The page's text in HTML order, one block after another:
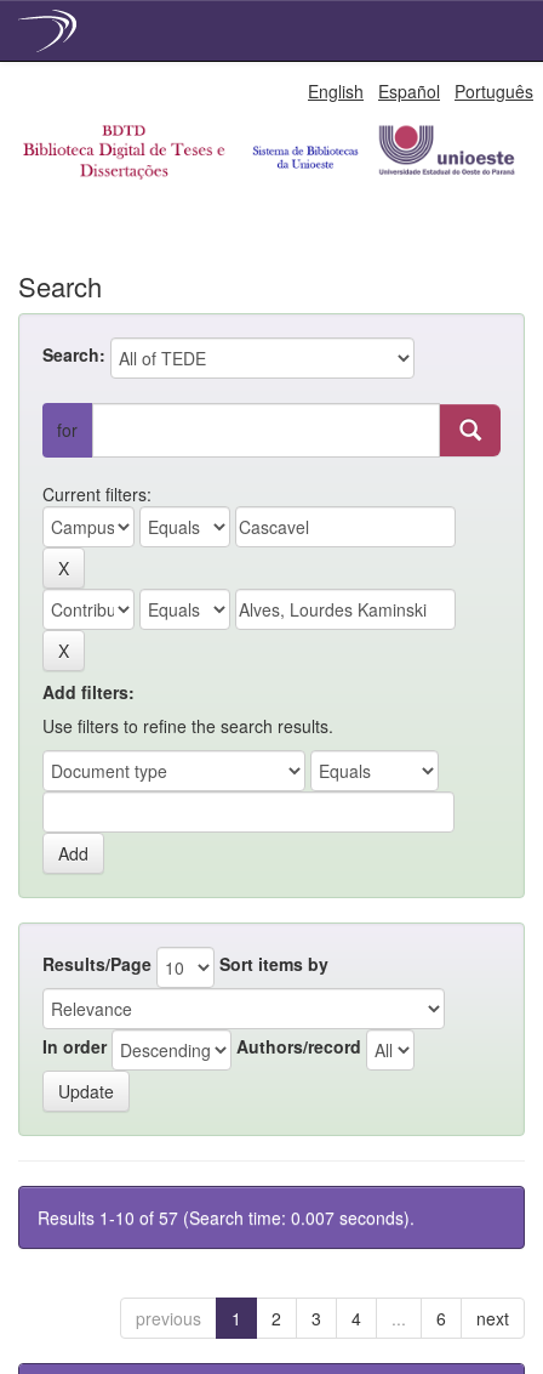
English Español Português
Search
Search:
for
Current filters:
Add filters:
Use filters to refine the search results.
Results/Page Sort items by
In order Authors/record
Results 1-10 of 57 (Search time: 0.007 seconds).
previous 1 2 3 4 ... 6 next